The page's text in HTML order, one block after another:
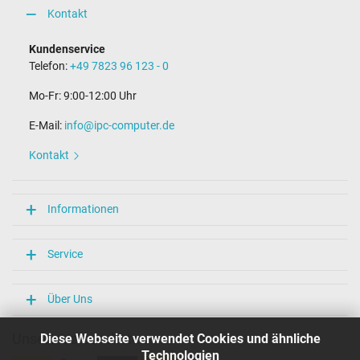
Diese Webseite verwendet Cookies und ähnliche
Technologien
Ja
Prüfsiegel
N
Kategorisierung
Notebook / Laptop
Kontakt
Kundenservice
Telefon:+49 7823 96 123 - 0
Mo-Fr: 9:00-12:00 Uhr
E-Mail: info@ipc-computer.de
Kontakt
Informationen
Service
Über Uns
Unsere Versandarten